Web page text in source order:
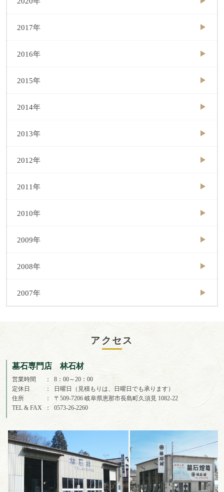
2017年
2016年
2015年
2014年
2013年
2012年
2011年
2010年
2009年
2008年
2007年
アクセス
墓石専門店 林石材
営業時間
8：00～20：00
定休日
日曜日（見積もりは、日曜日でも承ります）
住所
〒509-7206 岐阜県恵那市長島町久須見 1082-22
TEL & FAX
0573-26-2260